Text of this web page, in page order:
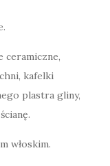
ceramiczne,
kafelki
plastra gliny,
włoskim.